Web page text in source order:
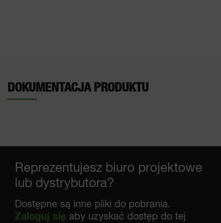
DOKUMENTACJA PRODUKTU
Reprezentujesz biuro projektowe
lub dystrybutora?
Dostępne są inne pliki do pobrania.
Zaloguj się aby uzyskać dostęp do tej